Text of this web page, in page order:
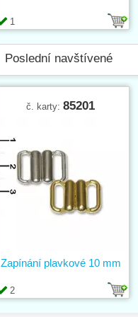
1
Poslední navštívené
č. karty: 85201
2
Zapínání plavkové 10 mm